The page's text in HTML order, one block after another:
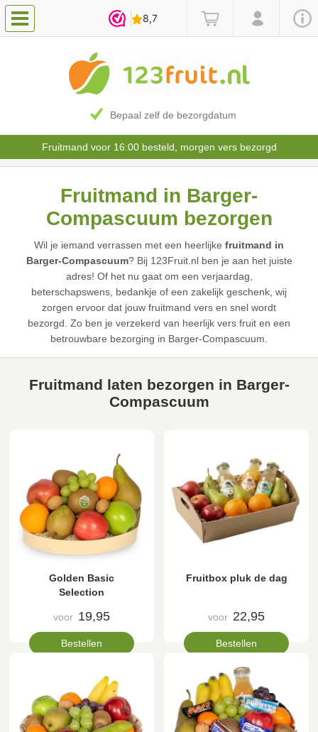
Bepaal zelf de bezorgdatum
Fruitmand voor 16:00 besteld, morgen vers bezorgd
Fruitmand in Barger-
Compascuum bezorgen
Wil je iemand verrassen met een heerlijke fruitmand in
Barger-Compascuum? Bij 123Fruit.nl ben je aan het juiste
adres! Of het nu gaat om een verjaardag,
beterschapswens, bedankje of een zakelijk geschenk, wij
zorgen ervoor dat jouw fruitmand vers en snel wordt
bezorgd. Zo ben je verzekerd van heerlijk vers fruit en een
betrouwbare bezorging in Barger-Compascuum.
Fruitmand laten bezorgen in Barger-
Compascuum
Golden Basic
Selection
voor 19,95
Bestellen
Fruitbox pluk de dag
voor 22,95
Bestellen